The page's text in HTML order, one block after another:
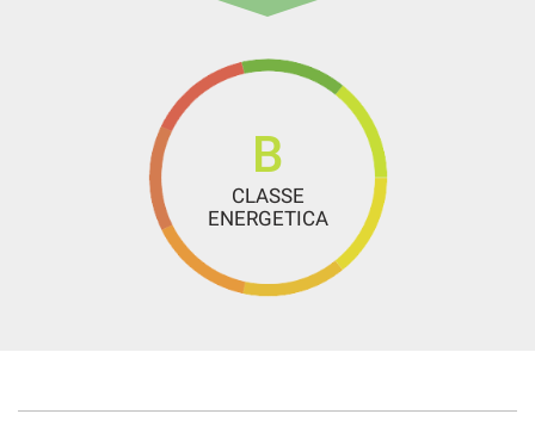
Sistema di avviso di distanza
Sistema di chiamata d'emergenza
Navigatore satellitare
Sistema di riconoscimento della stanchezza
Sound system
Specchietti laterali elettrici
Start/Stop Automatico
B
CLASSE
ENERGETICA